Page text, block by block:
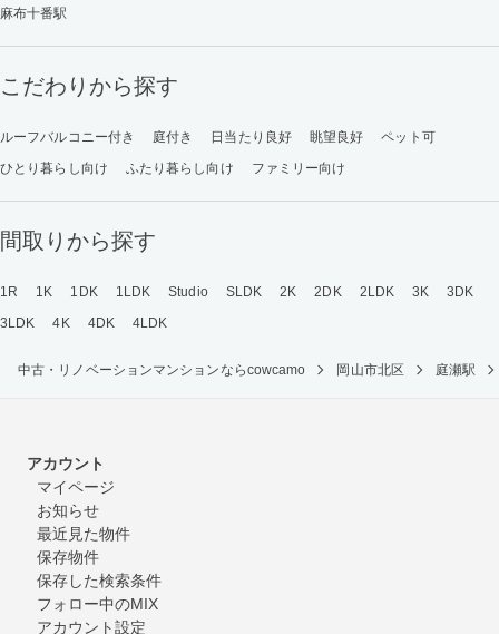
麻布十番駅
こだわりから探す
ルーフバルコニー付き 庭付き 日当たり良好 眺望良好
ペット可
ひとり暮らし向け
ふたり暮らし向け ファミリー向け
間取りから探す
1R 1K 1DK 1LDK Studio SLDK 2K 2DK 2LDK 3K
3DK
3LDK
4K 4DK 4LDK
中古・リノベーションマンションならcowcamo 岡山市北区 庭瀬駅
アカウント
マイページ
お知らせ
最近見た物件
保存物件
保存した検索条件
フォロー中のMIX
アカウント設定